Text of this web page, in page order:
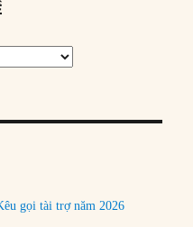
gọi tài trợ năm 2026